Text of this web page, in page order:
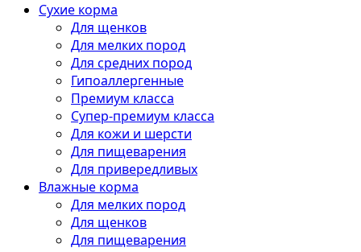
Сухие корма
Для щенков
Для мелких пород
Для средних пород
Гипоаллергенные
Премиум класса
Супер-премиум класса
Для кожи и шерсти
Для пищеварения
Для привередливых
Влажные корма
Для мелких пород
Для щенков
Для пищеварения